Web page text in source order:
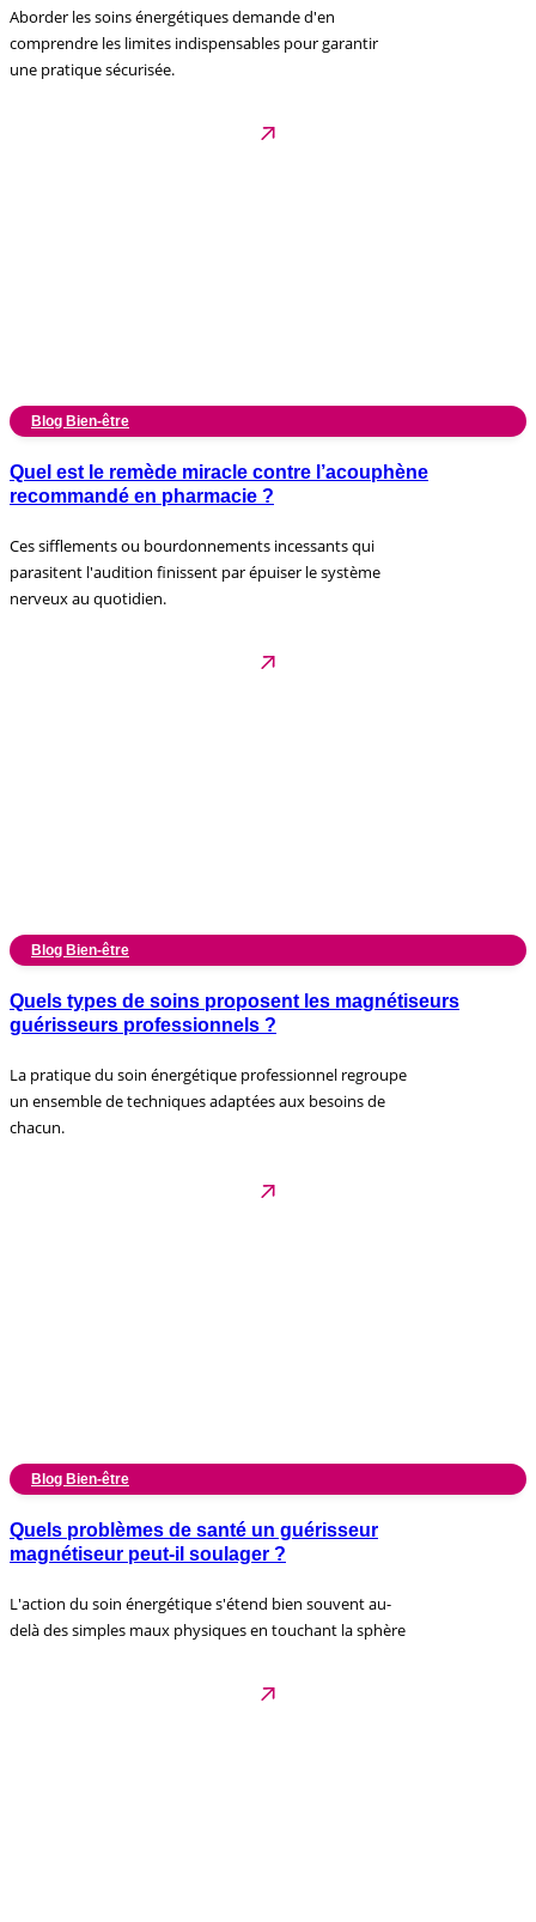
Aborder les soins énergétiques demande d'en
comprendre les limites indispensables pour garantir
une pratique sécurisée.
Blog Bien-être
Quel est le remède miracle contre l’acouphène
recommandé en pharmacie ?
Ces sifflements ou bourdonnements incessants qui
parasitent l'audition finissent par épuiser le système
nerveux au quotidien.
Blog Bien-être
Quels types de soins proposent les magnétiseurs
guérisseurs professionnels ?
La pratique du soin énergétique professionnel regroupe
un ensemble de techniques adaptées aux besoins de
chacun.
Blog Bien-être
Quels problèmes de santé un guérisseur
magnétiseur peut-il soulager ?
L'action du soin énergétique s'étend bien souvent au-
delà des simples maux physiques en touchant la sphère